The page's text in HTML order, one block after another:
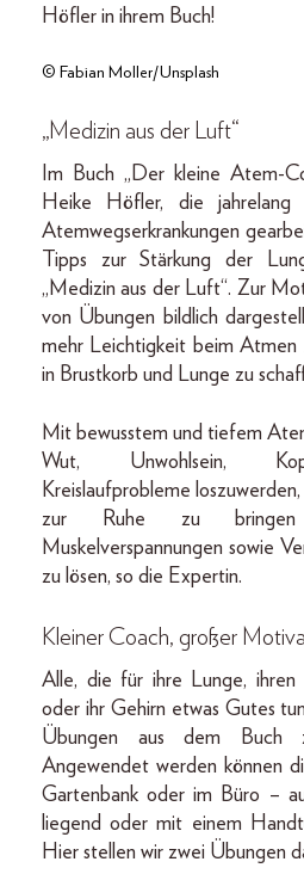
Höfler in ihrem Buch!
© Fabian Moller/Unsplash
„Medizin aus der Luft“
Im Buch „Der kleine Atem-
Heike Höfler, die
Atemwegserkrankungen
Tipps zur Stärkung der
„Medizin aus der Luft“. Zur
von Übungen bildlich
mehr Leichtigkeit beim Atmen
in Brustkorb und Lunge zu
Mit bewusstem und tiefem
Wut, Unwohlsein,
Kreislaufprobleme
zur Ruhe zu bringen
Muskelverspannungen sowie
zu lösen, so die Expertin.
Kleiner Coach, großer
Alle, die für ihre Lunge, ihren
oder ihr Gehirn etwas Gutes
Übungen aus dem Buch
Angewendet werden können
Gartenbank oder im Büro –
liegend oder mit einem
Hier stellen wir zwei Übungen